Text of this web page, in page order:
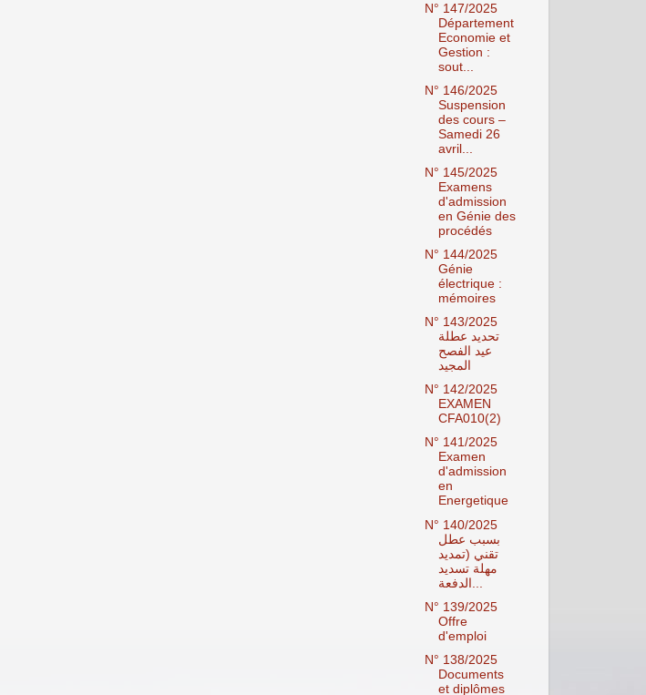
N° 147/2025
Département
Economie et
Gestion :
sout...
N° 146/2025
Suspension
des cours –
Samedi 26
avril...
N° 145/2025
Examens
d'admission
en Génie des
procédés
N° 144/2025
Génie
électrique :
mémoires
N° 143/2025
تحديد عطلة
عيد الفصح
المجيد
N° 142/2025
EXAMEN
CFA010(2)
N° 141/2025
Examen
d'admission
en
Energetique
N° 140/2025
بسبب عطل
تقني (تمديد
مهلة تسديد
N° 139/2025
Offre
d'emploi
N° 138/2025
Documents
et diplômes